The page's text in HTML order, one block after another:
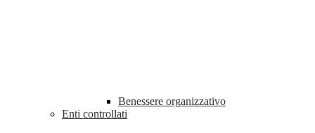
Benessere organizzativo
Enti controllati